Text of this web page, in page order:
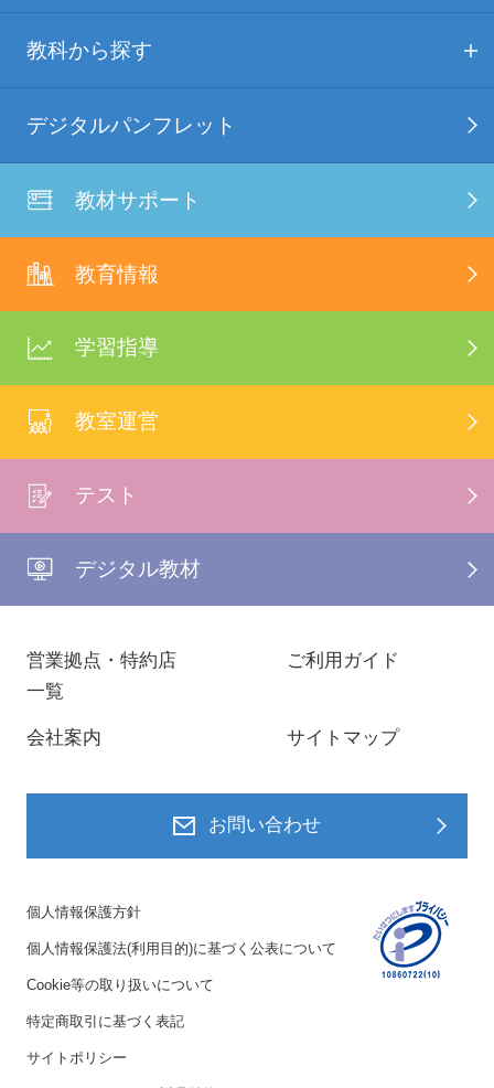
教科から探す
デジタルパンフレット
教材サポート
教育情報
学習指導
教室運営
テスト
デジタル教材
営業拠点・特約店
一覧
ご利用ガイド
会社案内 サイトマップ
お問い合わせ
個人情報保護方針
個人情報保護法(利用目的)に基づく公表について
Cookie等の取り扱いについて
特定商取引に基づく表記
サイトポリシー